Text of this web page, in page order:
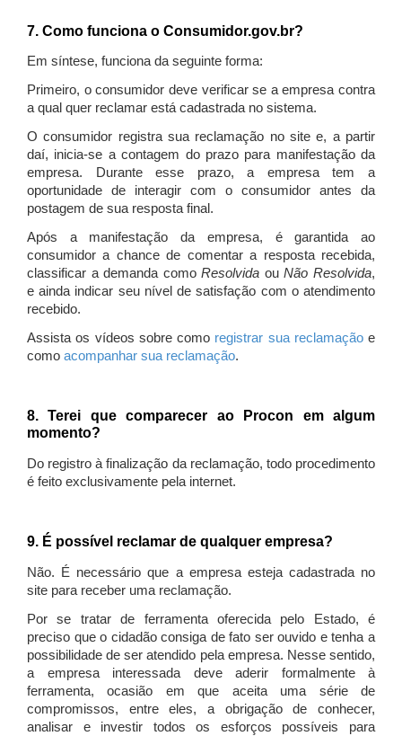
7. Como funciona o Consumidor.gov.br?
Em síntese, funciona da seguinte forma:
Primeiro, o consumidor deve verificar se a empresa contra
a qual quer reclamar está cadastrada no sistema.
O consumidor registra sua reclamação no site e, a partir
daí, inicia-se a contagem do prazo para manifestação da
empresa. Durante esse prazo, a empresa tem a
oportunidade de interagir com o consumidor antes da
postagem de sua resposta final.
Após a manifestação da empresa, é garantida ao
consumidor a chance de comentar a resposta recebida,
classificar a demanda comoResolvida ouNão Resolvida,
e ainda indicar seu nível de satisfação com o atendimento
recebido.
Assista os vídeos sobre como registrar sua reclamaçãoe
como acompanhar sua reclamação.
8. Terei que comparecer ao Procon em algum
momento?
Do registro à finalização da reclamação, todo procedimento
é feito exclusivamente pela internet.
9. É possível reclamar de qualquer empresa?
Não. É necessário que a empresa esteja cadastrada no
site para receber uma reclamação.
Por se tratar de ferramenta oferecida pelo Estado, é
preciso que o cidadão consiga de fato ser ouvido e tenha a
possibilidade de ser atendido pela empresa. Nesse sentido,
a empresa interessada deve aderir formalmente à
ferramenta, ocasião em que aceita uma série de
compromissos, entre eles, a obrigação de conhecer,
analisar e investir todos os esforços possíveis para